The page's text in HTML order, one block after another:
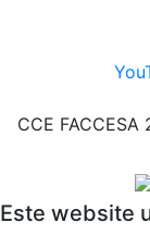
CCE
Este website